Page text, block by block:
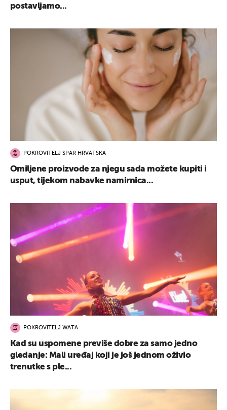
postavljamo...
POKROVITELJ SPAR HRVATSKA
Omiljene proizvode za njegu sada možete kupiti i
usput, tijekom nabavke namirnica...
POKROVITELJ WATA
Kad su uspomene previše dobre za samo jedno
gledanje: Mali uređaj koji je još jednom oživio
trenutke s ple...